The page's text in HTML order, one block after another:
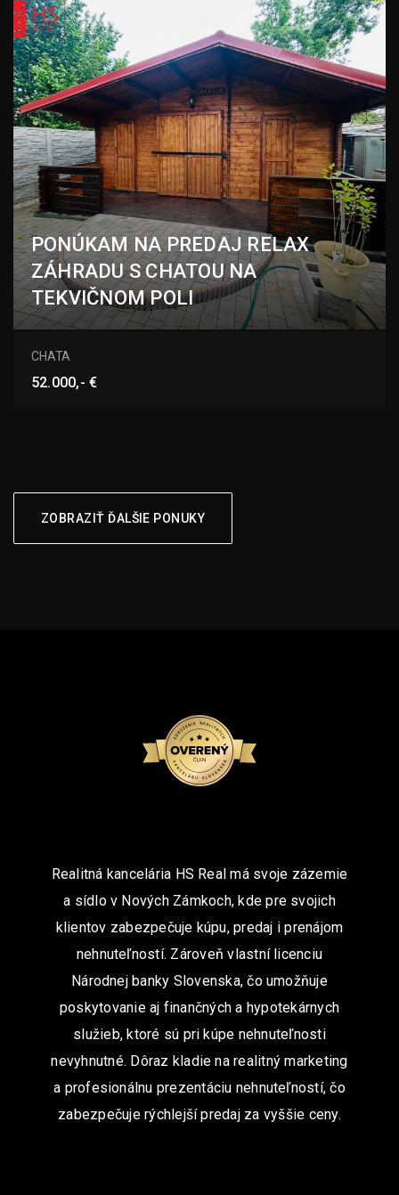
PONÚKAM NA PREDAJ RELAX
ZÁHRADU S CHATOU NA
TEKVIČNOM POLI
Tekvičné pole, Nové Zámky
CHATA
52.000,- €
ZOBRAZIŤ ĎALŠIE PONUKY
Realitná kancelária HS Real má svoje zázemie
a sídlo v Nových Zámkoch, kde pre svojich
klientov zabezpečuje kúpu, predaj i prenájom
nehnuteľností. Zároveň vlastní licenciu
Národnej banky Slovenska, čo umožňuje
poskytovanie aj finančných a hypotekárnych
služieb, ktoré sú pri kúpe nehnuteľnosti
nevyhnutné. Dôraz kladie na realitný marketing
a profesionálnu prezentáciu nehnuteľností, čo
zabezpečuje rýchlejší predaj za vyššie ceny.